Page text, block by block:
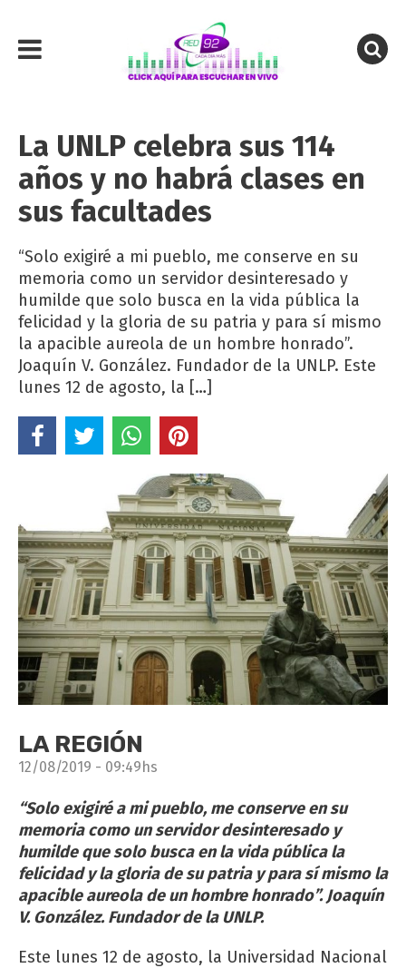
La UNLP celebra sus 114
años y no habrá clases en
sus facultades
“Solo exigiré a mi pueblo, me conserve en su
memoria como un servidor desinteresado y
humilde que solo busca en la vida pública la
felicidad y la gloria de su patria y para sí mismo
la apacible aureola de un hombre honrado”.
Joaquín V. González. Fundador de la UNLP. Este
lunes 12 de agosto, la […]
LA REGIÓN
12/08/2019 - 09:49hs
“Solo exigiré a mi pueblo, me conserve en su
memoria como un servidor desinteresado y
humilde que solo busca en la vida pública la
felicidad y la gloria de su patria y para sí mismo la
apacible aureola de un hombre honrado”. Joaquín
V. González. Fundador de la UNLP.
Este lunes 12 de agosto, la Universidad Nacional